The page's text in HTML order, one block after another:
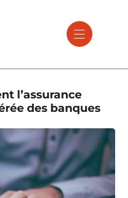
l’assurance
des banques